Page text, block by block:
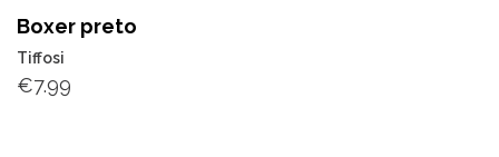
Boxer preto
Tiffosi
€7.99